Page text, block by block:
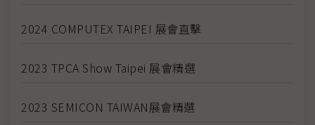
2024 COMPUTEX TAIPEI 展會直擊
2023 TPCA Show Taipei 展會精選
2023 SEMICON TAIWAN展會精選